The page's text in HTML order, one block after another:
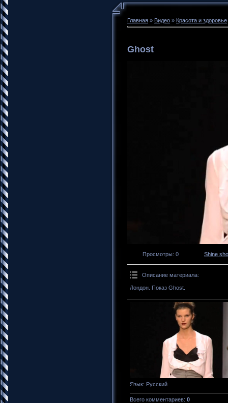
Главная » Видео » Красота и здоровье
Ghost
Просмотры: 0 Shine
Описание материала:
Лондон. Показ Ghost.
Язык: Русский
Всего комментариев: 0